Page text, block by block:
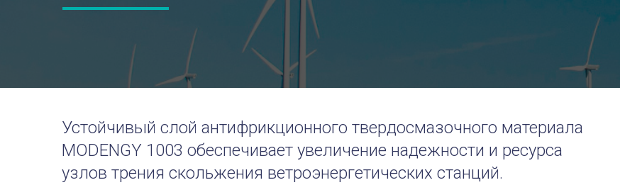
Устойчивый слой антифрикционного твердосмазочного материала
MODENGY 1003 обеспечивает увеличение надежности и ресурса
узлов трения скольжения ветроэнергетических станций.